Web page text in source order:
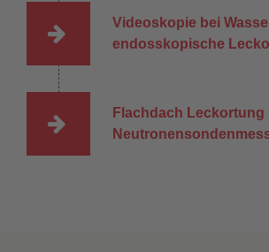
Videoskopie bei
endosskopische
Flachdach Leckortung